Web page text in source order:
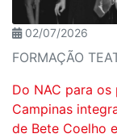
02/07/2026
FORMAÇÃO
Do NAC para
Campinas
de Bete Coelho